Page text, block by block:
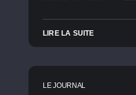
LIRE LA SUITE
LE JOURNAL